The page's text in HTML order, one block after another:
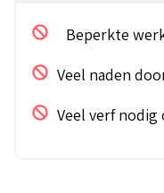
Beperkte
Veel naden
Veel verf